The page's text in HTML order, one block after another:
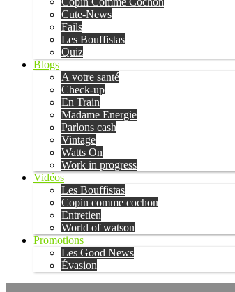
Cute-News
Fails
Les Bouffistas
Quiz
Blogs
A votre santé
Check-up
En Train
Madame Energie
Parlons cash
Vintage
Watts On
Work in progress
Vidéos
Les Bouffistas
Copin comme cochon
Entretien
World of watson
Promotions
Les Good News
Évasion